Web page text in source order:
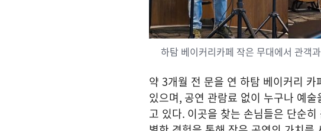
하탐 베이커리카페 작은 무대에서 관객
약 3개월 전 문을 연 하탐 베이커리
있으며, 공연 관람료 없이 누구나 예
고 있다. 이곳을 찾는 손님들은 단순